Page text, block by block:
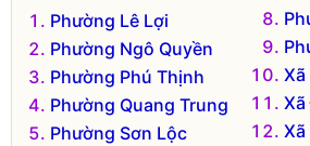
Phường Lê Lợi
Phường Ngô Quyền
Phường Phú Thịnh
Phường Quang Trung
Phường Sơn Lộc
Xã